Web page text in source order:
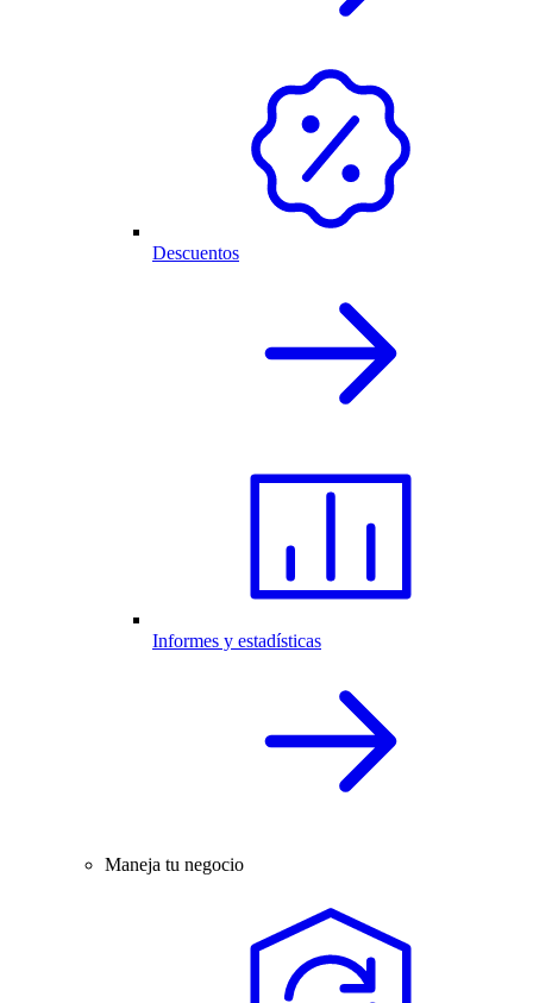
Descuentos
Informes y estadísticas
Maneja tu negocio